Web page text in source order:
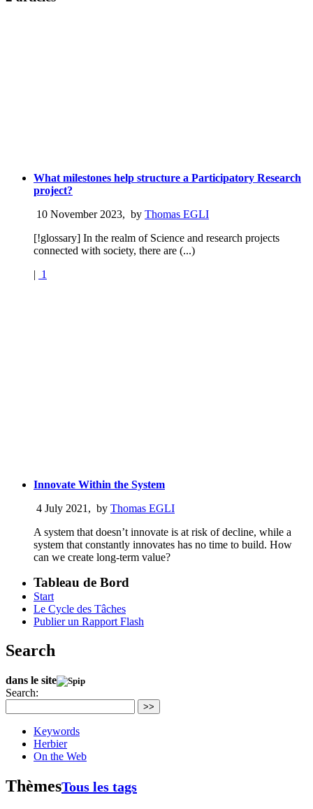
What milestones help structure a Participatory Research
project?
10 November 2023, by Thomas EGLI
[!glossary] In the realm of Science and research projects
connected with society, there are (...)
| 1
Innovate Within the System
4 July 2021 , by Thomas EGLI
A system that doesn’t innovate is at risk of decline, while a
system that constantly innovates has no time to build. How
can we create long-term value?
Tableau de Bord
Start
Le Cycle des Tâches
Publier un Rapport Flash
Search
dans le site
Search:
>>
Keywords
Herbier
On the Web
ThèmesTous les tags